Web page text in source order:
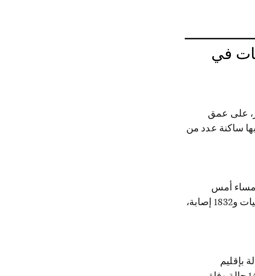
أرضية بقوة 7 درجات في
على عمق
بها ساكنة عدد من
مساء أمس
الجمعة، إقليم الحوز ومراكز مجاورة له، قد ارتفعت إلى 1305 وفيات و1832 إصابة،
694 حالة وفاة بإقليم الحوز، و347 حالة بإقليم